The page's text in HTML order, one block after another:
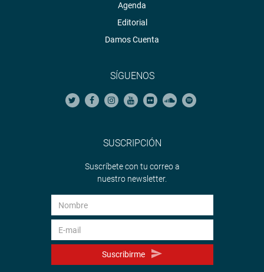
Agenda
Editorial
Damos Cuenta
SÍGUENOS
SUSCRIPCIÓN
Suscríbete con tu correo a
nuestro newsletter.
Suscribirme